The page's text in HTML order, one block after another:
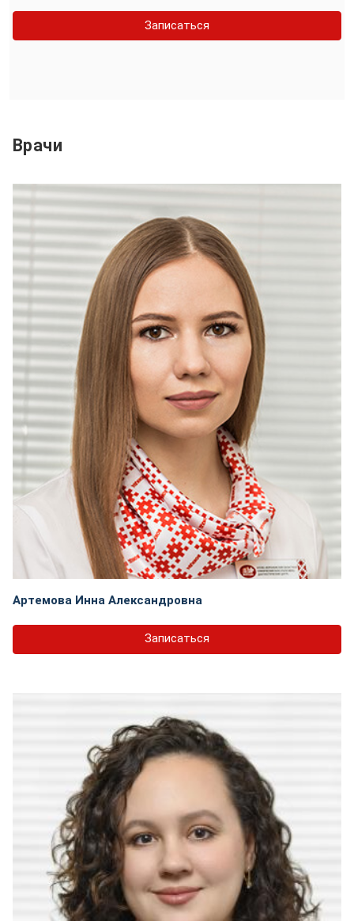
Записаться
Врачи
Артемова Инна Александровна
Записаться